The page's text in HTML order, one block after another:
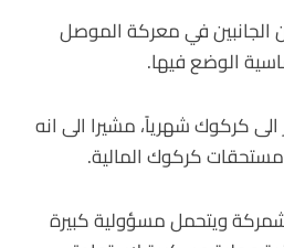
الجانبين في معركة الموصل
الوضع فيها.
كردستان تقوم بارسال 10 ملايين دولار الى كركوك شهرياً، مشيرا الى انه
مستحقات كركوك المالية.
ويتحمل مسؤولية كبيرة